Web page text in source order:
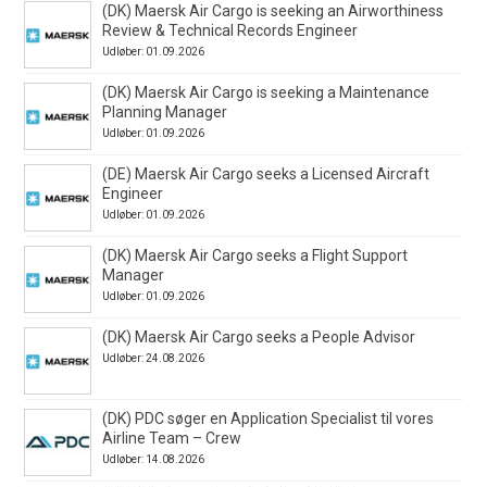
(DK) Maersk Air Cargo is seeking an Airworthiness
Review & Technical Records Engineer
Udløber: 01.09.2026
(DK) Maersk Air Cargo is seeking a Maintenance
Planning Manager
Udløber: 01.09.2026
(DE) Maersk Air Cargo seeks a Licensed Aircraft
Engineer
Udløber: 01.09.2026
(DK) Maersk Air Cargo seeks a Flight Support
Manager
Udløber: 01.09.2026
(DK) Maersk Air Cargo seeks a People Advisor
Udløber: 24.08.2026
(DK) PDC søger en Application Specialist til vores
Airline Team – Crew
Udløber: 14.08.2026